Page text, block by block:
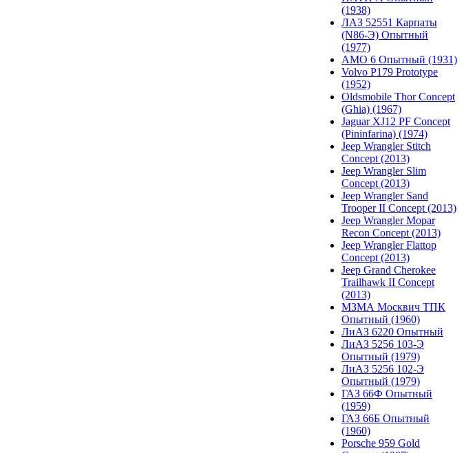
(1938)
ЛАЗ 52551 Карпаты
(N86-Э) Опытный
(1977)
АМО 6 Опытный (1931)
Volvo P179 Prototype
(1952)
Oldsmobile Thor Concept
(Ghia) (1967)
Jaguar XJ12 PF Concept
(Pininfarina) (1974)
Jeep Wrangler Stitch
Concept (2013)
Jeep Wrangler Slim
Concept (2013)
Jeep Wrangler Sand
Trooper II Concept (2013)
Jeep Wrangler Mopar
Recon Concept (2013)
Jeep Wrangler Flattop
Concept (2013)
Jeep Grand Cherokee
Trailhawk II Concept
(2013)
МЗМА Москвич ТПК
Опытный (1960)
ЛиАЗ 6220 Опытный
ЛиАЗ 5256 103-Э
Опытный (1979)
ЛиАЗ 5256 102-Э
Опытный (1979)
ГАЗ 66Ф Опытный
(1959)
ГАЗ 66Б Опытный
(1960)
Porsche 959 Gold